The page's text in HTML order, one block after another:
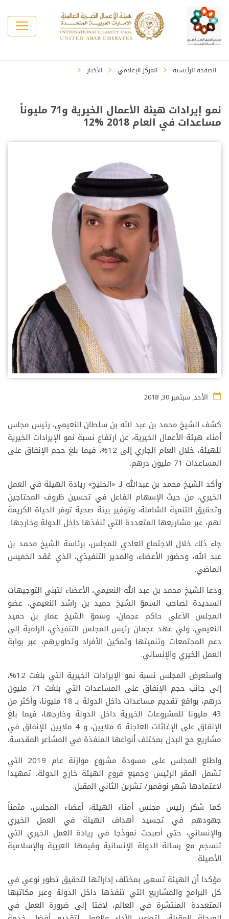
الصفحة الرئيسية المركز الإعلامي الأخبار
نمو إيرادات هيئة الأعمال الخيرية و71 مليوناً
مساعدات في العام 2018 %12
الأحد, سبتمبر 30, 2018
كشف الشيخ محمد بن عبد الله بن سلطان النعيمي، رئيس مجلس
أمناء هيئة الأعمال الخيرية، عن ارتفاع نسبة نمو الإيرادات الخيرية
للهيئة، خلال العام الجاري إلى 12%، فيما بلغ حجم الإنفاق على
المساعدات 71 مليون درهم.
وأكد الشيخ محمد بن عبدالله لـ «الخليج» ريادة الهيئة في العمل
الخيري، من حيث الإسهام الفاعل في تحسين ظروف المحتاجين
وتحقيق التنمية الشاملة، وتوفير بيئة صحية توفر الحياة الكريمة
لهم، عبر مشاريعها المتعددة التي تنفذها داخل الدولة وخارجها.
جاء ذلك خلال الاجتماع العادي للمجلس، برئاسة الشيخ محمد بن
عبد الله، وحضور الأعضاء، والمدير التنفيذي، الذي عُقد الخميس
الماضي.
ودعا الشيخ محمد بن عبد الله النعيمي، الأعضاء لتبني التوجيهات
السديدة لصاحب السموّ الشيخ حميد بن راشد النعيمي، عضو
المجلس الأعلى حاكم عجمان، وسموّ الشيخ عمار بن حميد
النعيمي، ولي عهد عجمان رئيس المجلس التنفيذي، الرامية إلى
دعم المجتمعات وتنميتها وتمكين الأفراد وتطويرهم، عبر بوابة
العمل الخيري والإنساني.
واستعرض المجلس نسبة نمو الإيرادات الخيرية التي بلغت 12%،
إلى جانب حجم الإنفاق على المساعدات التي بلغت 71 مليون
درهم، بواقع تقديم مساعدات داخل الدولة بـ 18 مليونا، وأكثر من
43 مليونا للمشروعات الخيرية داخل الدولة وخارجها، فيما بلغ
الإنقاق على الإغاثات العاجلة 6 ملايين، و 4 ملايين للإنفاق في
مشاريع حج البدل بمختلف أنواعها المنفذة في المشاعر المقدسة.
واطلع المجلس على مسودة مشروع موازنة عام 2019 التي
تشمل المقر الرئيس وجميع فروع الهيئة خارج الدولة، تمهيدا
لاعتمادها شهر نوفمبر/ تشرين الثاني المقبل.
كما شكر رئيس مجلس أمناء الهيئة، أعضاء المجلس، مثمناً
جهودهم في تجسيد أهداف الهيئة في العمل الخيري
والإنساني، حتى أصبحت نموذجا في ريادة العمل الخيري التي
تنسجم مع رسالة الدولة الإنسانية وقيمها العربية والإسلامية
الأصيلة.
مؤكدا أن الهيئة تسعى بمختلف إداراتها لتحقيق تطور نوعي في
كل البرامج والمشاريع التي تنفذها داخل الدولة وعبر مكاتبها
المتعددة المنتشرة في العالم، لافتا إلى ضرورة العمل في